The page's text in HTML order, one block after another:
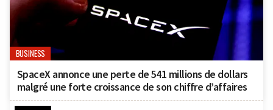
BUSINESS
SpaceX annonce une perte de 541 millions de dollars
malgré une forte croissance de son chiffre d’affaires